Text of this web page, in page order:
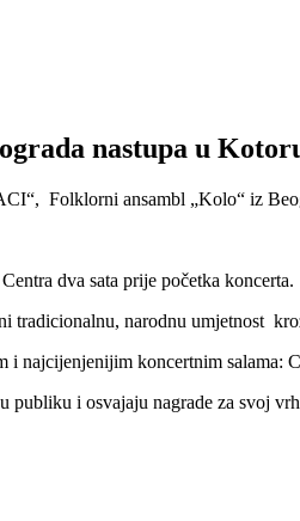
nastupa u
Folklorni ansambl „Kolo“ iz
dva sata prije početka koncerta.
tradicionalnu, narodnu umjetnost
najcijenjenijim koncertnim
i osvajaju nagrade za svoj